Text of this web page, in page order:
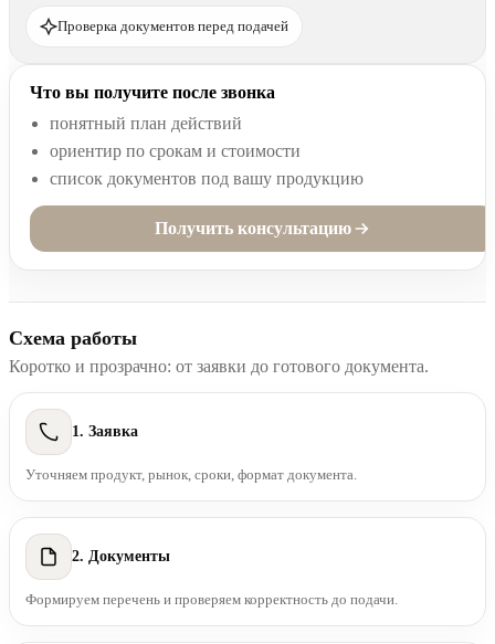
Проверка документов перед подачей
Что вы получите после звонка
понятный план действий
ориентир по срокам и стоимости
список документов под вашу продукцию
Получить консультацию
Схема работы
Коротко и прозрачно: от заявки до готового документа.
1. Заявка
Уточняем продукт, рынок, сроки, формат документа.
2. Документы
Формируем перечень и проверяем корректность до подачи.